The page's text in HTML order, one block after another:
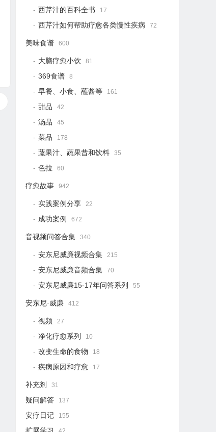
西芹汁的百科全书 17
西芹汁如何帮助疗愈各类慢性疾病 72
美味食谱 600
大脑疗愈小饮 81
369食谱 8
早餐、小食、蘸酱等 161
甜品 42
汤品 45
菜品 178
蔬果汁、蔬果昔和饮料 35
色拉 60
疗愈故事 942
实践案例分享 22
成功案例 672
音视频问答合集 340
安东尼威廉视频合集 215
安东尼威廉音频合集 70
安东尼威廉15-17年问答系列 55
安东尼·威廉 412
视频 27
净化疗愈系列 10
改变生命的食物 18
疾病原因和疗愈 17
补充剂 31
疑问解答 137
安疗日记 155